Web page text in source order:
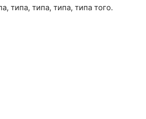
типа, типа, типа, типа того.